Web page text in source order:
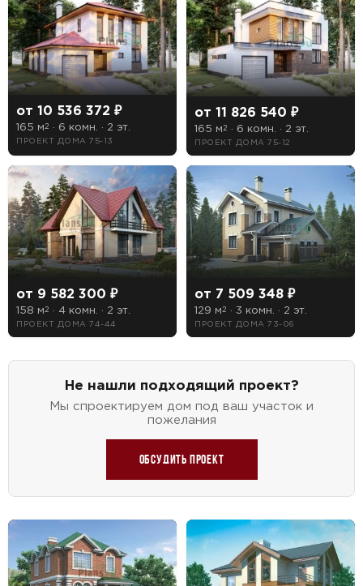
от 10 536 372 ₽
165 м2 · 6 комн. · 2 эт.
ПРОЕКТ ДОМА 75-13
от 11 826 540 ₽
165 м2 · 6 комн. · 2 эт.
ПРОЕКТ ДОМА 75-12
от 9 582 300 ₽
158 м2 · 4 комн. · 2 эт.
ПРОЕКТ ДОМА 74-44
от 7 509 348 ₽
129 м2 · 3 комн. · 2 эт.
ПРОЕКТ ДОМА 73-06
Не нашли подходящий проект?
Мы спроектируем дом под ваш участок и
пожелания
Обсудить проект